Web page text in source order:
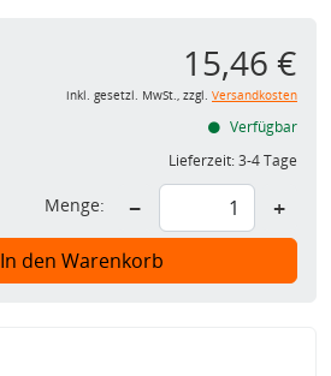
15,46 €
inkl. gesetzl. MwSt., zzgl. Versandkosten
Verfügbar
Lieferzeit:3-4 Tage
Menge: − +
In den Warenkorb